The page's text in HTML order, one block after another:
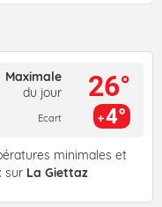
Maximale
du jour
Ecart
26°
4°
minimales et
sur La Giettaz